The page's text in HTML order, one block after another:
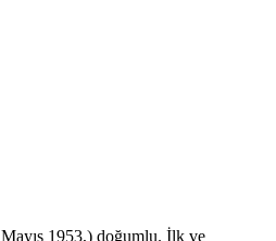
1953,) doğumlu. İlk ve